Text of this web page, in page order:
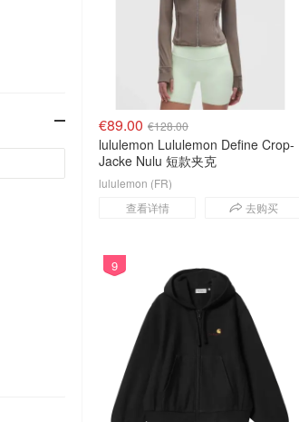
€89.00 €128.00
lululemon Lululemon Define Crop-
Jacke Nulu 短款夹克
查看详情 去购买
lululemon (FR)
9